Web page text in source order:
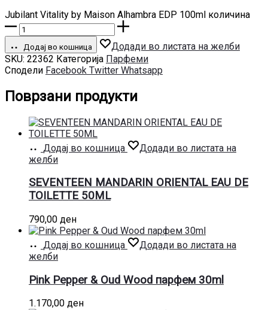
Jubilant Vitality by Maison Alhambra EDP 100ml количина
Додај во кошница
Додади во листата на желби
SKU: 22362 Категорија Парфеми
Сподели Facebook Twitter Whatsapp
Поврзани продукти
Додај во кошница
Додади во листата на
желби
SEVENTEEN MANDARIN ORIENTAL EAU DE
TOILETTE 50ML
790,00 ден
Додај во кошница
Додади во листата на
желби
Pink Pepper & Oud Wood парфем 30ml
1.170,00 ден